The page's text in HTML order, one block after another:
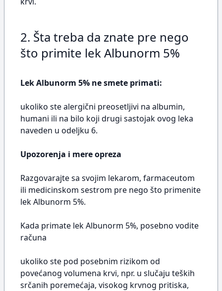
2. Šta treba da znate pre nego
što primite lek Albunorm 5%
Lek Albunorm 5% ne smete primati:
ukoliko ste alergični preosetljivi na albumin,
humani ili na bilo koji drugi sastojak ovog leka
naveden u odeljku 6.
Upozorenja i mere opreza
Razgovarajte sa svojim lekarom, farmaceutom
ili medicinskom sestrom pre nego što primenite
lek Albunorm 5%.
Kada primate lek Albunorm 5%, posebno vodite
računa
ukoliko ste pod posebnim rizikom od
povećanog volumena krvi, npr. u slučaju teških
srčanih poremećaja, visokog krvnog pritiska,